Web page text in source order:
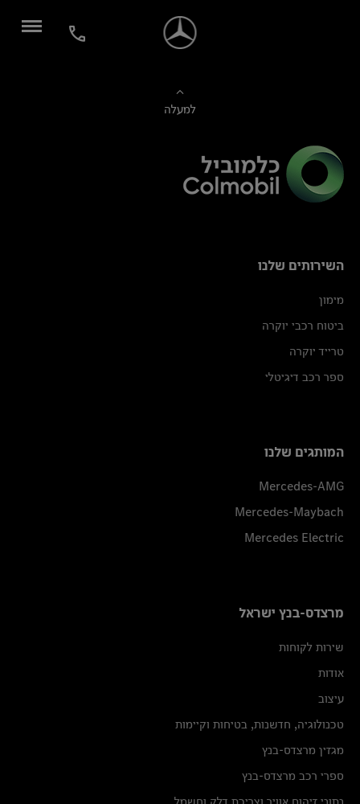
למעלה
השירותים שלנו
מימון
ביטוח רכבי יוקרה
טרייד יוקרה
ספר רכב דיגיטלי
המותגים שלנו
Mercedes-AMG
Mercedes-Maybach
Mercedes Electric
מרצדס-בנץ ישראל
שירות לקוחות
אודות
עיצוב
טכנולוגיה, חדשנות, בטיחות וקיימות
מגזין מרצדס-בנץ
ספרי רכב מרצדס-בנץ